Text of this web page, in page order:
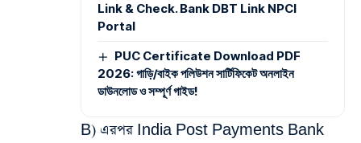
Link & Check. Bank DBT Link NPCI
Portal
PUC Certificate Download PDF
2026: গাড়ি/বাইক পলিউশন সার্টিফিকেট অনলাইন
ডাউনলোড ও সম্পূর্ণ গাইড!
B) এরপর India Post Payments Bank